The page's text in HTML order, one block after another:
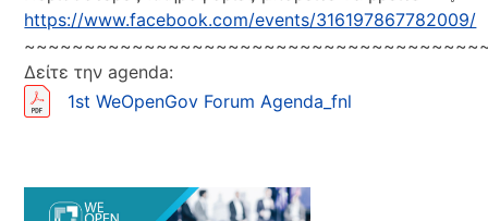
https://www.facebook.com/events/316197867782009/
Δείτε την agenda:
1st WeOpenGov Forum Agenda_fnl